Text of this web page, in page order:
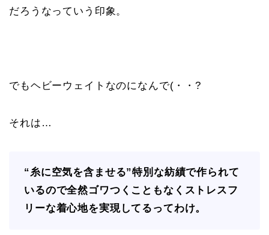
だろうなっていう印象。
でもヘビーウェイトなのになんで(・・?
それは…
“糸に空気を含ませる”特別な紡績で作られて
いるので全然ゴワつくこともなくストレスフ
リーな着心地を実現してるってわけ。